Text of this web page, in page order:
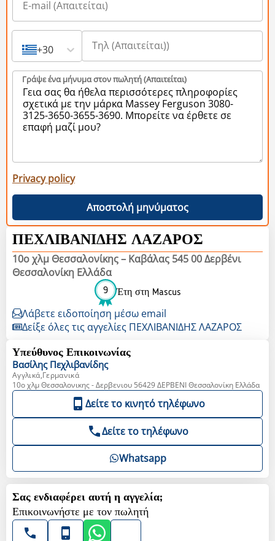
+30
Γράψε ένα μήνυμα στον πωλητή (Aπαιτείται)
Privacy policy
Αποστολή μηνύματος
ΠΕΧΛΙΒΑΝΙΔΗΣ ΛΑΖΑΡΟΣ
10ο χλμ Θεσσαλονίκης – Καβάλας 545 00 Δερβένι
Θεσσαλονίκη Ελλάδα
9 Έτη στη Mascus
Λάβετε ειδοποίηση μέσω email
Δείξε όλες τις αγγελίες ΠΕΧΛΙΒΑΝΙΔΗΣ ΛΑΖΑΡΟΣ
Υπεύθυνος Επικοινωνίας
Βασίλης Πεχλιβανίδης
Αγγλικά,Γερμανικά
10o χλμ Θεσσαλονικης - Δερβενιου 56429 ΔΕΡΒΕΝΙ Θεσσαλονίκη Ελλάδα
Δείτε το κινητό τηλέφωνο
Δείτε το τηλέφωνο
Whatsapp
Σας ενδιαφέρει αυτή η αγγελία;
Επικοινωνήστε με τον πωλητή